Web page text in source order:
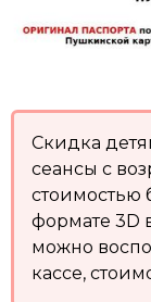
Скидка
сеансы с
стоимостью
формате 3D
можно
кассе,